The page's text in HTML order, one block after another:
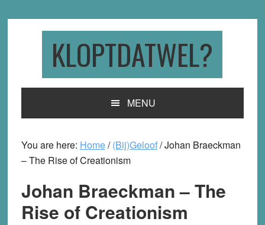
KLOPTDATWEL?
MENU
You are here: Home/ (Bij)Geloof/Johan Braeckman
– The Rise of Creationism
Johan Braeckman – The
Rise of Creationism